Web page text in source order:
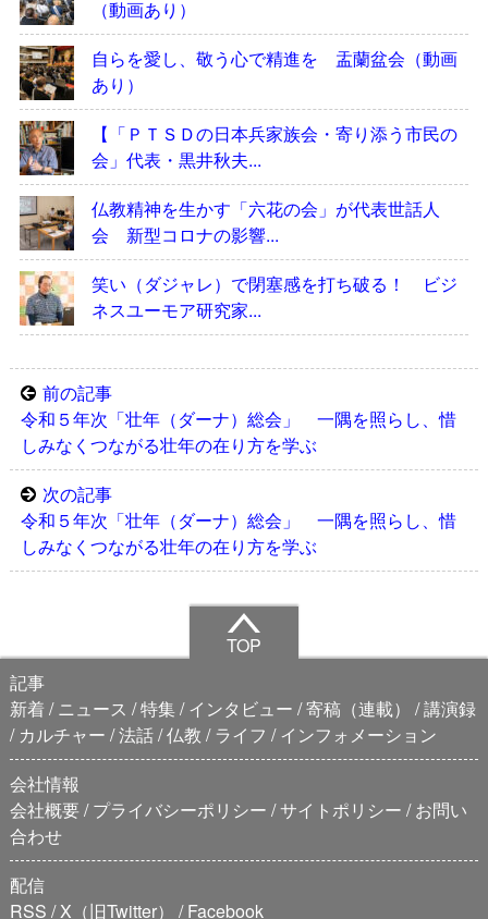
（動画あり）
自らを愛し、敬う心で精進を 盂蘭盆会（動画
あり）
【「ＰＴＳＤの日本兵家族会・寄り添う市民の
会」代表・黒井秋夫...
仏教精神を生かす「六花の会」が代表世話人
会 新型コロナの影響...
笑い（ダジャレ）で閉塞感を打ち破る！ ビジ
ネスユーモア研究家...
前の記事
令和５年次「壮年（ダーナ）総会」 一隅を照らし、惜
しみなくつながる壮年の在り方を学ぶ
次の記事
令和５年次「壮年（ダーナ）総会」 一隅を照らし、惜
しみなくつながる壮年の在り方を学ぶ
TOP
記事
新着
ニュース 特集 インタビュー 寄稿（連載）
講演録
カルチャー 法話 仏教 ライフ
インフォメーション
会社情報
会社概要 プライバシーポリシー サイトポリシー
お問い
合わせ
配信
RSS X（旧Twitter） Facebook